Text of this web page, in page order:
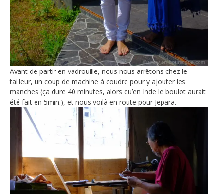
Avant de partir en vadrouille, nous nous arrêtons chez le
tailleur, un coup de machine à coudre pour y ajouter les
manches (ça dure 40 minutes, alors qu’en Inde le boulot aurait
été fait en 5min.), et nous voilà en route pour Jepara.